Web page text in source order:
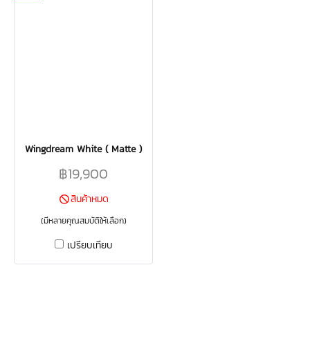
Wingdream White ( Matte )
฿19,900
สินค้าหมด
(มีหลายคุณสมบัติให้เลือก)
เปรียบเทียบ